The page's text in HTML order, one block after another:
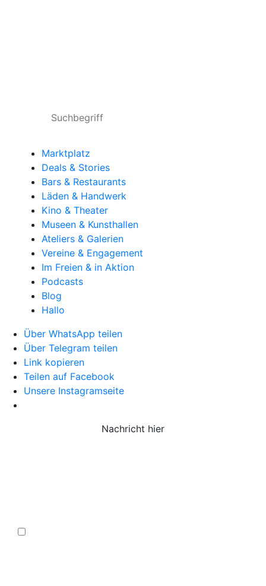
Marktplatz
Deals & Stories
Bars & Restaurants
Läden & Handwerk
Kino & Theater
Museen & Kunsthallen
Ateliers & Galerien
Vereine & Engagement
Im Freien & in Aktion
Podcasts
Blog
Hallo
Über WhatsApp teilen
Über Telegram teilen
Link kopieren
Teilen auf Facebook
Unsere Instagramseite
Nachricht hier